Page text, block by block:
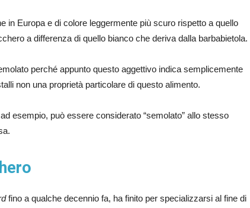
in Europa e di colore leggermente più scuro rispetto a quello
a differenza di quello bianco che deriva dalla barbabietola.
perché appunto questo aggettivo indica semplicemente
non una proprietà particolare di questo alimento.
esempio, può essere considerato “semolato” allo stesso
fino a qualche decennio fa, ha finito per specializzarsi al fine di